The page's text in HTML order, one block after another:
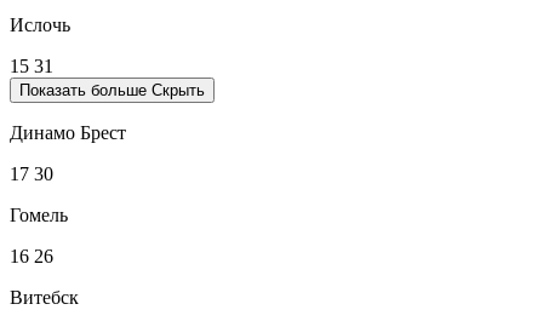
Ислочь
15 31
Показать больше Скрыть
Динамо Брест
17 30
Гомель
16 26
Витебск